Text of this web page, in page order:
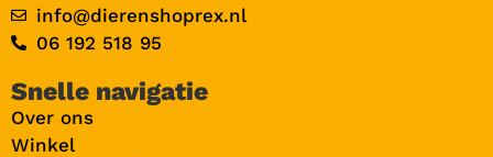
info@dierenshoprex.nl
06 192 518 95
Snelle navigatie
Over ons
Winkel